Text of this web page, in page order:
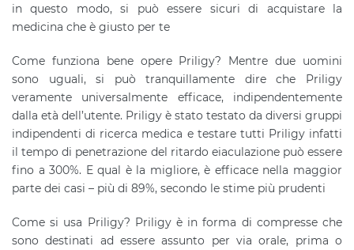
in questo modo, si può essere sicuri di acquistare la
medicina che è giusto per te
Come funziona bene opere Priligy? Mentre due uomini
sono uguali, si può tranquillamente dire che Priligy
veramente universalmente efficace, indipendentemente
dalla età dell’utente. Priligy è stato testato da diversi gruppi
indipendenti di ricerca medica e testare tutti Priligy infatti
il ​​tempo di penetrazione del ritardo eiaculazione può essere
fino a 300%. E qual è la migliore, è efficace nella maggior
parte dei casi – più di 89%, secondo le stime più prudenti
Come si usa Priligy? Priligy è in forma di compresse che
sono destinati ad essere assunto per via orale, prima o